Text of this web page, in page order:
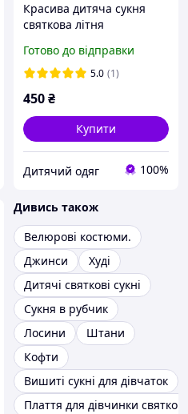
Красива дитяча сукня
святкова літня
Готово до відправки
5.0 (1)
450₴
Купити
Дитячий одяг 100%
Дивись також
Велюрові костюми.
Джинси
Худі
Дитячі святкові сукні
Сукня в рубчик
Лосини
Штани
Кофти
Вишиті сукні для дівчаток
Плаття для дівчинки